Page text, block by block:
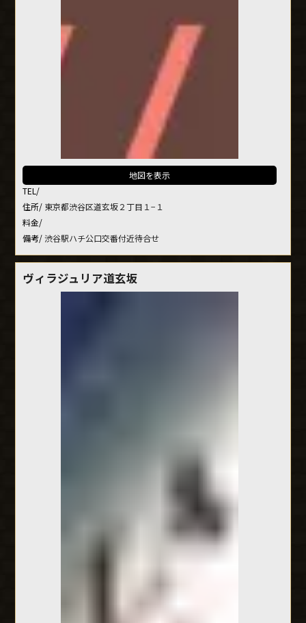
地図を表示
TEL/
住所/ 東京都渋谷区道玄坂２丁目１−１
料金/
備考/ 渋谷駅ハチ公口交番付近待合せ
ヴィラジュリア道玄坂